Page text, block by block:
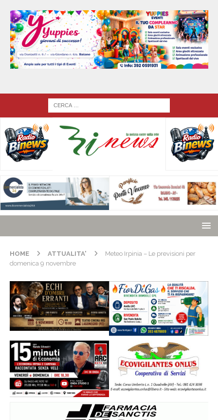
HOME ATTUALITA'
Meteo Irpinia – Le previsioni per
domenica 9 novembre